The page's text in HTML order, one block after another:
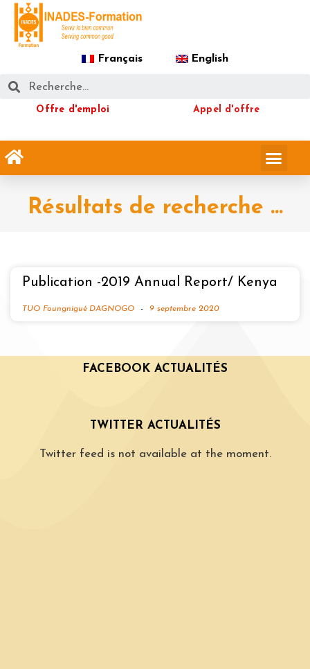
Français English
Offre d'emploi Appel d'offre
Résultats de recherche ...
Publication -2019 Annual Report/ Kenya
TUO Foungnigué DAGNOGO 9 septembre 2020
FACEBOOK ACTUALITÉS
TWITTER ACTUALITÉS
Twitter feed is not available at the moment.